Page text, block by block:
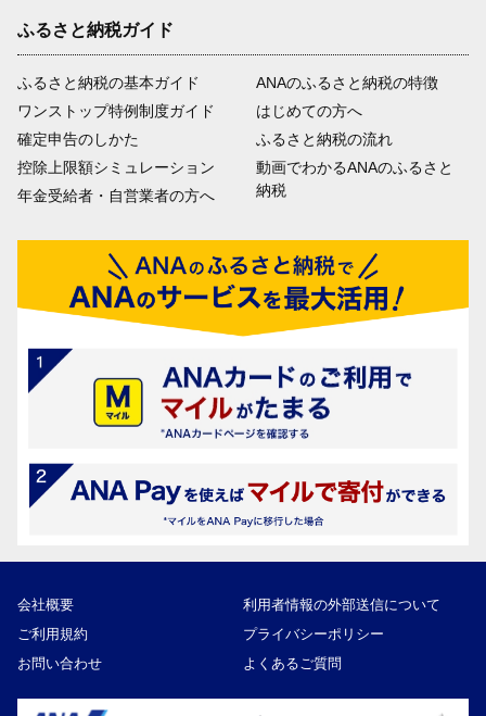
ふるさと納税ガイド
ふるさと納税の基本ガイド
ワンストップ特例制度ガイド
確定申告のしかた
控除上限額シミュレーション
年金受給者・自営業者の方へ
ANAのふるさと納税の特徴
はじめての方へ
ふるさと納税の流れ
動画でわかるANAのふるさと
納税
会社概要
利用者情報の外部送信について
ご利用規約
プライバシーポリシー
お問い合わせ
よくあるご質問